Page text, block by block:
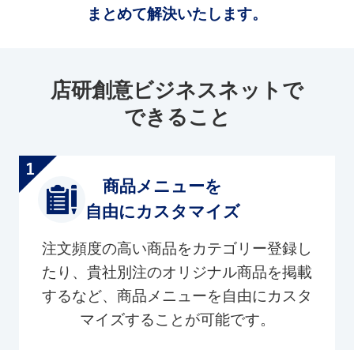
まとめて解決いたします。
店研創意ビジネスネットで
できること
商品メニューを
自由にカスタマイズ
注文頻度の高い商品をカテゴリー登録し
たり、貴社別注のオリジナル商品を掲載
するなど、商品メニューを自由にカスタ
マイズすることが可能です。